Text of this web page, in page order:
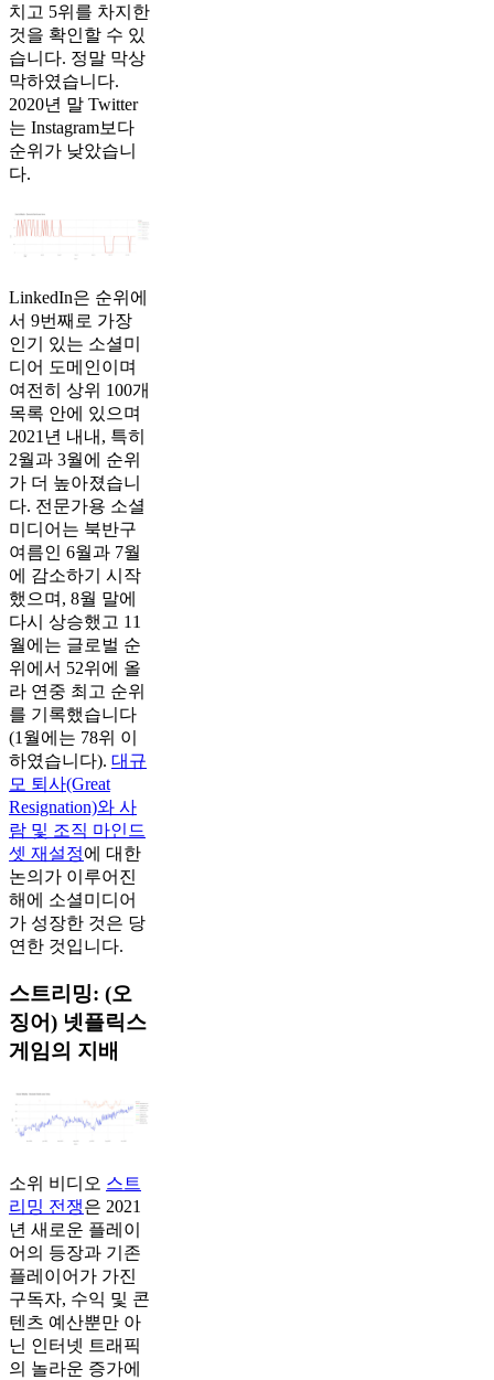
치고 5위를 차지한
것을 확인할 수 있
습니다. 정말 막상
막하였습니다.
2020년 말 Twitter
는 Instagram보다
순위가 낮았습니
다.
LinkedIn은 순위에
서 9번째로 가장
인기 있는 소셜미
디어 도메인이며
여전히 상위 100개
목록 안에 있으며
2021년 내내, 특히
2월과 3월에 순위
가 더 높아졌습니
다. 전문가용 소셜
미디어는 북반구
여름인 6월과 7월
에 감소하기 시작
했으며, 8월 말에
다시 상승했고 11
월에는 글로벌 순
위에서 52위에 올
라 연중 최고 순위
를 기록했습니다
(1월에는 78위 이
하였습니다). 대규
모 퇴사(Great
Resignation)와 사
람 및 조직 마인드
셋 재설정에 대한
논의가 이루어진
해에 소셜미디어
가 성장한 것은 당
연한 것입니다.
스트리밍: (오
징어) 넷플릭스
게임의 지배
소위 비디오 스트
리밍 전쟁은 2021
년 새로운 플레이
어의 등장과 기존
플레이어가 가진
구독자, 수익 및 콘
텐츠 예산뿐만 아
닌 인터넷 트래픽
의 놀라운 증가에